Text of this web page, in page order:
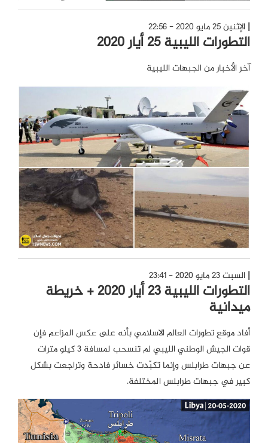
الإثنين 25 مايو 2020 - 22:56
التطورات الليبية 25 أيار 2020
آخر الأخبار من الجبهات الليبية
السبت 23 مايو 2020 - 23:41
التطورات الليبية 23 أيار 2020 + خريطة
ميدانية
أفاد موقع تطورات العالم الاسلامي بأنه على عكس المزاعم فإن
قوات الجيش الوطني الليبي لم تنسحب لمسافة 3 كيلو مترات
عن جبهات طرابلس وإنما تكبّدت خسائر فادحة وتراجعت بشكل
كبير في جبهات طرابلس المختلفة.